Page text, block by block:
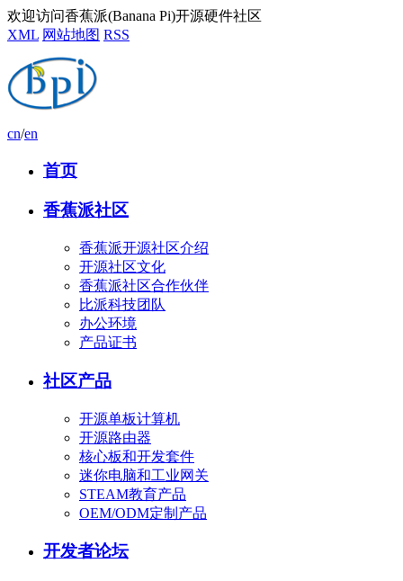
欢迎访问香蕉派(Banana Pi)开源硬件社区
XML 网站地图 RSS
cn/en
首页
香蕉派社区
香蕉派开源社区介绍
开源社区文化
香蕉派社区合作伙伴
比派科技团队
办公环境
产品证书
社区产品
开源单板计算机
开源路由器
核心板和开发套件
迷你电脑和工业网关
STEAM教育产品
OEM/ODM定制产品
开发者论坛